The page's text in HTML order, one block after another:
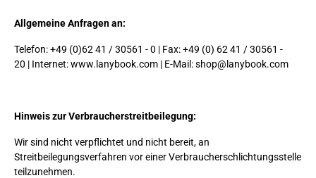
Allgemeine Anfragen an:
Telefon: +49 (0)62 41 / 30561 - 0 | Fax: +49 (0) 62 41 / 30561 -
20 | Internet: www.lanybook.com | E-Mail: shop@lanybook.com
Hinweis zur Verbraucherstreitbeilegung:
Wir sind nicht verpflichtet und nicht bereit, an
Streitbeilegungsverfahren vor einer Verbraucherschlichtungsstelle
teilzunehmen.